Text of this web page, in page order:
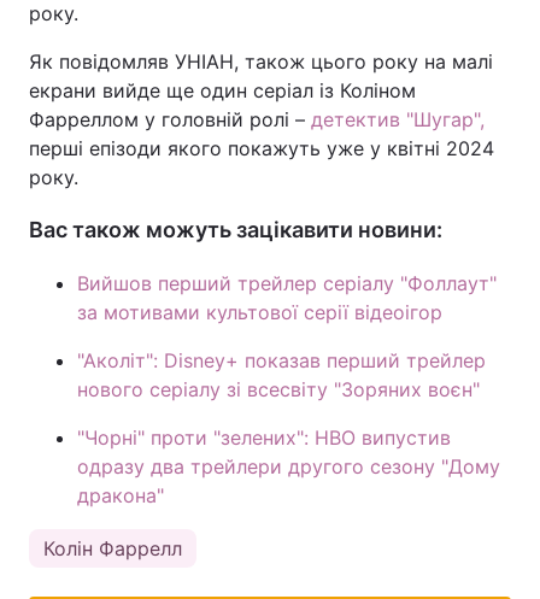
року.
Як повідомляв УНІАН, також цього року на малі
екрани вийде ще один серіал із Коліном
Фарреллом у головній ролі – детектив "Шугар",
перші епізоди якого покажуть уже у квітні 2024
року.
Вас також можуть зацікавити новини:
Вийшов перший трейлер серіалу "Фоллаут"
за мотивами культової серії відеоігор
"Аколіт": Disney+ показав перший трейлер
нового серіалу зі всесвіту "Зоряних воєн"
"Чорні" проти "зелених": HBO випустив
одразу два трейлери другого сезону "Дому
дракона"
Колін Фаррелл